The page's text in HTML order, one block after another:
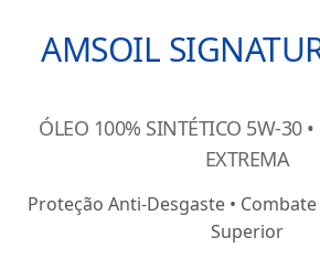
AMSOIL
ÓLEO 100% SINTÉTICO 5W-30 •
EXTREMA
Proteção Anti-Desgaste • Combate
Superior